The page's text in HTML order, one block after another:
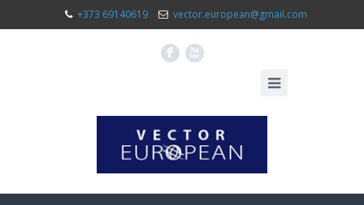
+373 69140619 vector.european@gmail.com
F X